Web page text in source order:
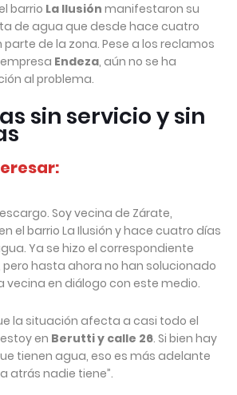
barrio La Ilusión manifestaron su
de agua que desde hace cuatro
de la zona. Pese a los reclamos
Endeza, aún no se ha
al problema.
sin servicio y sin
Soy vecina de Zárate,
el barrio La Ilusión y hace cuatro días
Ya se hizo el correspondiente
pero hasta ahora no han solucionado
vecina en diálogo con este medio.
la situación afecta a casi todo el
en Berutti y calle 26. Si bien hay
tienen agua, eso es más adelante
atrás nadie tiene”.